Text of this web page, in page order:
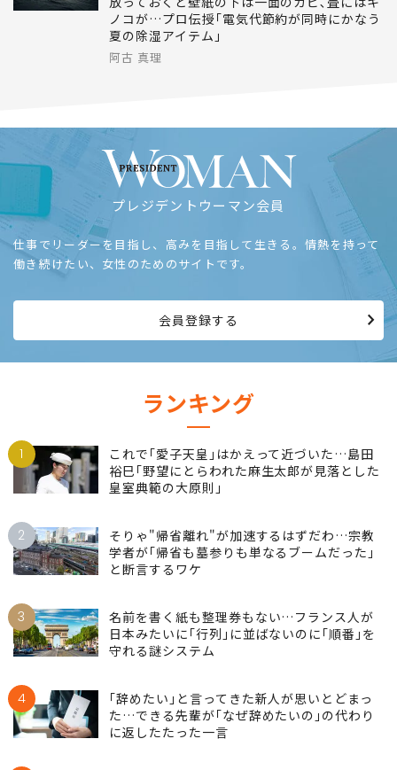
ノコが…プロ伝授｢電気代節約が同時にかなう
夏の除湿アイテム｣
阿古 真理
プレジデントウーマン会員
仕事でリーダーを目指し、高みを目指して生きる。情熱を持って
働き続けたい、女性のためのサイトです。
会員登録する
ランキング
1
これで｢愛子天皇｣はかえって近づいた…島田
裕巳｢野望にとらわれた麻生太郎が見落とした
皇室典範の大原則｣
2
そりゃ"帰省離れ"が加速するはずだわ…宗教
学者が｢帰省も墓参りも単なるブームだった｣
と断言するワケ
3
名前を書く紙も整理券もない…フランス人が
日本みたいに｢行列｣に並ばないのに｢順番｣を
守れる謎システム
4
｢辞めたい｣と言ってきた新人が思いとどまっ
た…できる先輩が｢なぜ辞めたいの｣の代わり
に返したたった一言